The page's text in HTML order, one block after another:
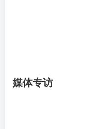
媒体专访